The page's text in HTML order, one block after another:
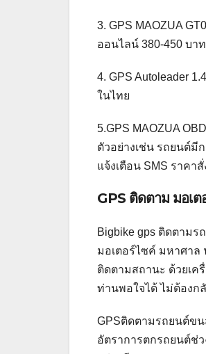
3. GPS​ MAOZUA​
ออนไลน์ 380-450 บา
4. GPS Autoleader
ในไทย
5.GPS MAOZUA
ตัวอย่างเช่น รถยนต์มี
แจ้งเตือน SMS ราคา
GPS ติดตาม มอเต
Bigbike gps ติดตาม
มอเตอร์ไซค์ มหาศาล
ติดตามสถานะ ด้วยเค
ท่านพอใจได้ ไม่ต้องก
GPSติดตามรถยนต์ขน
อัตราการตกรถยนต์ช่ว